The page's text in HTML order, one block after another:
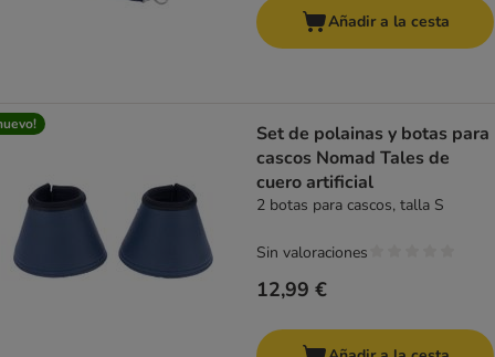
Añadir a la cesta
Set de polainas y botas para
cascos Nomad Tales de
cuero artificial
2 botas para cascos, talla S
12,99 €
Sin valoraciones